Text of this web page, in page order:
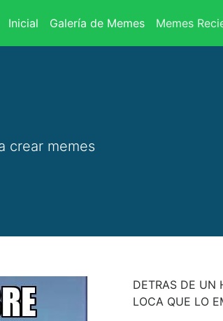
Inicial (current)
Galería de Memes Memes
crear memes
DETRAS DE UN
LOCA QUE LO